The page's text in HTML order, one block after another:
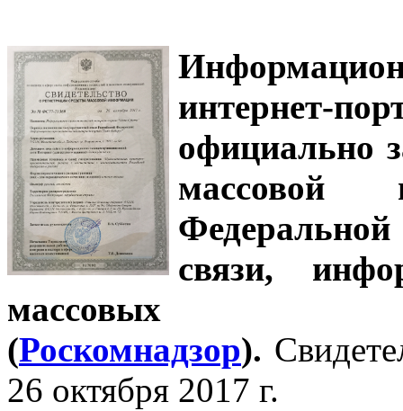
интернет-
официально
связи,
массовых
(Роскомнадзор).
26 октября 2017 г.